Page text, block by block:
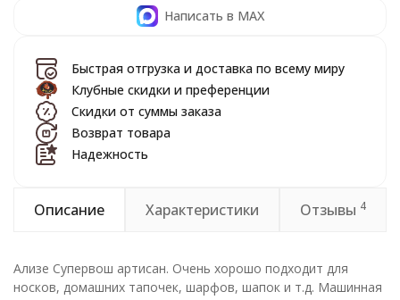
Написать в MAX
Быстрая отгрузка и доставка по всему миру
Клубные скидки и преференции
Скидки от суммы заказа
Возврат товара
Надежность
Описание Характеристики Отзывы 4
Ализе Супервош артисан. Очень хорошо подходит для
носков, домашних тапочек, шарфов, шапок и т.д. Машинная